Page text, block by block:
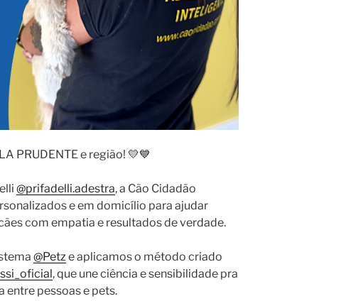
PRUDENTE e região! 💛💙
@prifadelli.adestra, a Cão Cidadão
e em domicílio para ajudar
com empatia e resultados de verdade.
@Petze aplicamos o método criado
, que une ciência e sensibilidade pra
pessoas e pets.